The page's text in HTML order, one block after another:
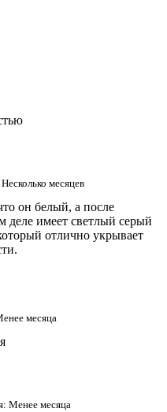
месяцев
он белый, а после
имеет светлый серый
отлично укрывает
месяца
Менее месяца